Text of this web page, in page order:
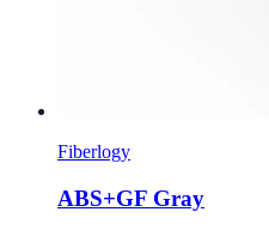
Fiberlogy
ABS+GF Gray